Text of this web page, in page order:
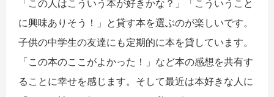
「この人はこういう本が好きかな？」「こういうこと
に興味ありそう！」と貸す本を選ぶのが楽しいです。
子供の中学生の友達にも定期的に本を貸しています。
「この本のここがよかった！」など本の感想を共有す
ることに幸せを感じます。そして最近は本好きな人に